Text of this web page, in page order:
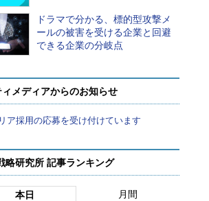
ドラマで分かる、標的型攻撃メ
ールの被害を受ける企業と回避
できる企業の分岐点
メディアからのお知らせ
ア採用の応募を受け付けています
略研究所 記事ランキング
本日 月間